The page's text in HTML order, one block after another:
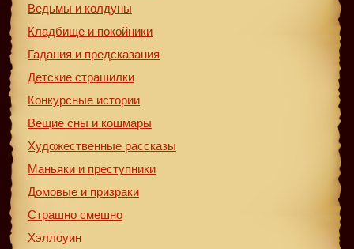
Ведьмы и колдуны
Кладбище и покойники
Гадания и предсказания
Детские страшилки
Конкурсные истории
Вещие сны и кошмары
Художественные рассказы
Маньяки и преступники
Домовые и призраки
Страшно смешно
Хэллоуин